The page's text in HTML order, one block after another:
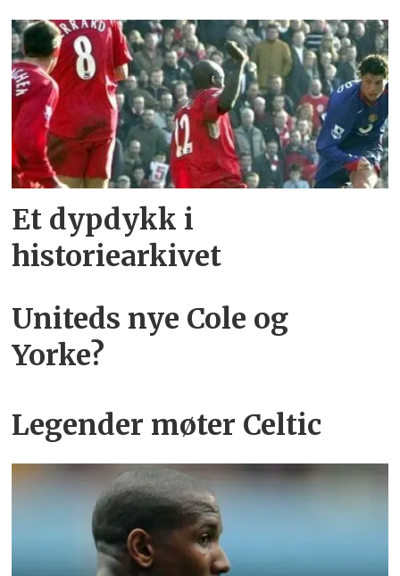
Et dypdykk i
historiearkivet
Uniteds nye Cole og
Yorke?
Legender møter Celtic